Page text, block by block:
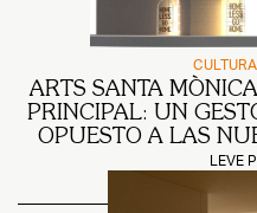
CULTURA
ARTS SANTA
PRINCIPAL: UN
OPUESTO A LAS
LEVE